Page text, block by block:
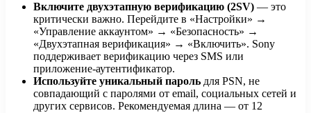
Включите двухэтапную верификацию (2SV) — это
критически важно. Перейдите в «Настройки» →
«Управление аккаунтом» → «Безопасность» →
«Двухэтапная верификация» → «Включить». Sony
поддерживает верификацию через SMS или
приложение-аутентификатор.
Используйте уникальный пароль для PSN, не
совпадающий с паролями от email, социальных сетей и
других сервисов. Рекомендуемая длина — от 12